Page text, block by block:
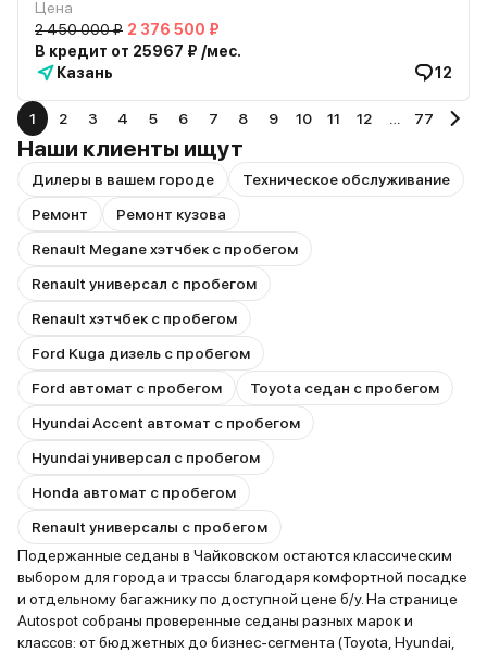
Цена
2 450 000 ₽ 2 376 500 ₽
В кредит от 25967 ₽ /мес.
Казань
12
1 2 3 4 5 6 7 8 9 10 11 12 77
Наши клиенты ищут
Дилеры в вашем городе
Техническое обслуживание
Ремонт
Ремонт кузова
Renault Megane хэтчбек с пробегом
Renault универсал с пробегом
Renault хэтчбек с пробегом
Ford Kuga дизель с пробегом
Ford автомат с пробегом
Toyota седан с пробегом
Hyundai Accent автомат с пробегом
Hyundai универсал с пробегом
Honda автомат с пробегом
Renault универсалы с пробегом
Подержанные седаны в Чайковском остаются классическим
выбором для города и трассы благодаря комфортной посадке
и отдельному багажнику по доступной цене б/у. На странице
Autospot собраны проверенные седаны разных марок и
классов: от бюджетных до бизнес-сегмента (Toyota, Hyundai,